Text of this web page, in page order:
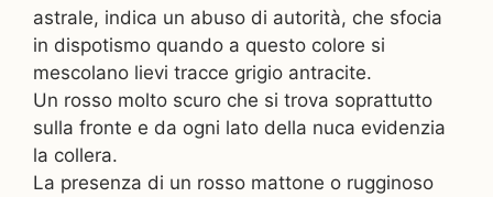
astrale, indica un abuso di autorità, che sfocia
in dispotismo quando a questo colore si
mescolano lievi tracce grigio antracite.
Un rosso molto scuro che si trova soprattutto
sulla fronte e da ogni lato della nuca evidenzia
la collera.
La presenza di un rosso mattone o rugginoso